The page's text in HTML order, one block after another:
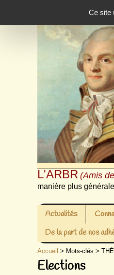
Ce site
L'ARBR (Amis
manière plus
Actualités
De la part de nos
Accueil > Mots-clés >
Elections